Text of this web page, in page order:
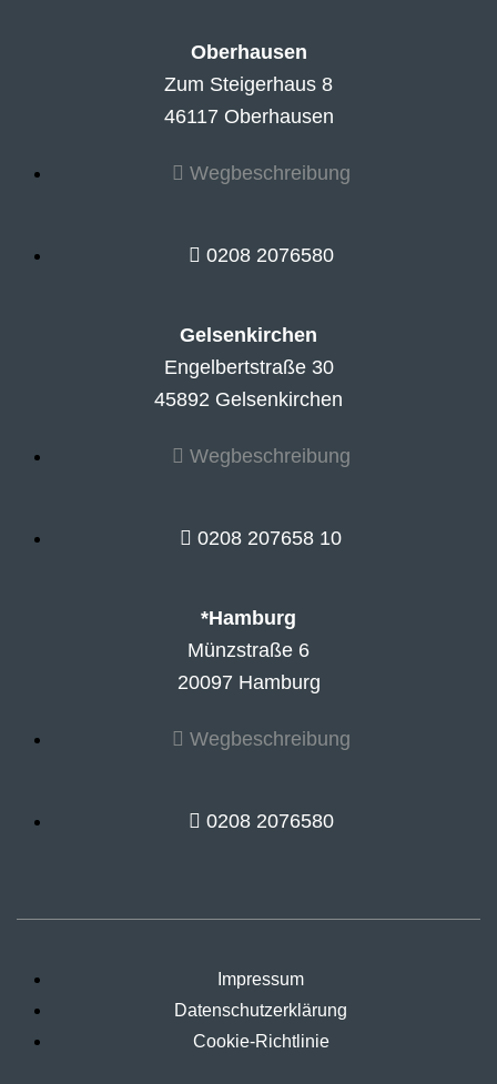
Oberhausen
Zum Steigerhaus 8
46117 Oberhausen
Wegbeschreibung
0208 2076580
Gelsenkirchen
Engelbertstraße 30
45892 Gelsenkirchen
Wegbeschreibung
0208 207658 10
*Hamburg
Münzstraße 6
20097 Hamburg
Wegbeschreibung
0208 2076580
Impressum
Datenschutzerklärung
Cookie-Richtlinie